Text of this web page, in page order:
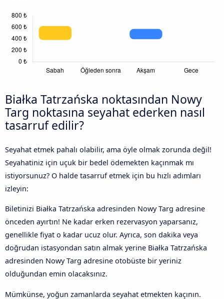
Białka Tatrzańska noktasından Nowy
Targ noktasına seyahat ederken nasıl
tasarruf edilir?
Seyahat etmek pahalı olabilir, ama öyle olmak zorunda değil!
Seyahatiniz için uçuk bir bedel ödemekten kaçınmak mı
istiyorsunuz? O halde tasarruf etmek için bu hızlı adımları
izleyin:
Biletinizi Białka Tatrzańska adresinden Nowy Targ adresine
önceden ayırtın! Ne kadar erken rezervasyon yaparsanız,
genellikle fiyat o kadar ucuz olur. Ayrıca, son dakika veya
doğrudan istasyondan satın almak yerine Białka Tatrzańska
adresinden Nowy Targ adresine otobüste bir yeriniz
olduğundan emin olacaksınız.
Mümkünse, yoğun zamanlarda seyahat etmekten kaçının.